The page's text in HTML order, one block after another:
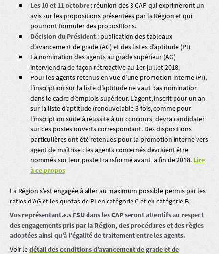
Les 10 et 11 octobre : réunion des 3 CAP qui exprimeront un
avis sur les propositions présentées par la Région et qui
pourront formuler des propositions.
Décision du Président : publication des tableaux
d’avancement de grade (AG) et des listes d’aptitude (PI)
La nomination des agents au grade supérieur (AG)
interviendra de façon rétroactive au 1er juillet 2018.
Pour les agents retenus en vue d’une promotion interne (PI),
l’inscription sur la liste d’aptitude ne vaut pas nomination
dans le cadre d’emplois supérieur. L’agent, inscrit pour un an
sur la liste d’aptitude (renouvelable 3 fois, comme pour
l’inscription suite à réussite à un concours) devra candidater
sur des postes ouverts correspondant. Des dispositions
particulières ont été retenues pour la promotion interne vers
agent de maîtrise : les agents concernés devraient être
nommés sur leur poste transformé avant la fin de 2018. Lire
à ce propos.
La Région s’est engagée à aller au maximum possible permis par les
ratios d’AG et les quotas de PI en catégorie C et en catégorie B.
Vos représentant.e.s FSU dans les CAP seront attentifs au respect
des engagements pris par la Région, des procédures et des règles
adoptées ainsi qu’à l’égalité de traitement entre les agents.
Voir ledétail des conditions d’avancement de grade et de